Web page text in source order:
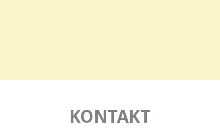
KONTAKT